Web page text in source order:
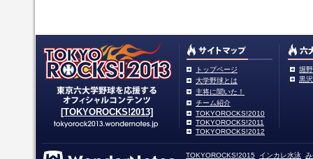
[TOKYOROCKS!2013]
トップページ
大学野球とは
主将に聞いた！
チーム紹介
TOKYOROCKS!2010
TOKYOROCKS!2011
TOKYOROCKS!2012
堀
黒
TOKYOROCKS!2015 インカレ水泳